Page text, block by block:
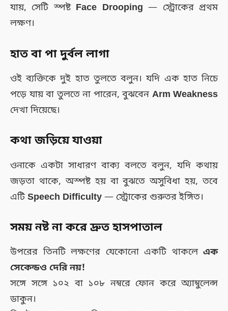
যায়, সেটি স্পষ্ট Face Drooping — স্ট্রোকের প্রথম
লক্ষণ।
হাত বা পা দুর্বল লাগা
ওই ব্যক্তিকে দুই হাত তুলতে বলুন। যদি এক হাত নিচে
পড়ে যায় বা তুলতে না পারেন, বুঝবেন Arm Weakness
দেখা দিয়েছে।
কথা জড়িয়ে যাওয়া
ওনাকে একটা সাধারণ বাক্য বলতে বলুন, যদি কথায়
জড়তা থাকে, অস্পষ্ট হয় বা বুঝতে অসুবিধা হয়, তবে
এটিSpeech Difficulty — স্ট্রোকের গুরুতর ইঙ্গিত।
সময় নষ্ট না করে দ্রুত হাসপাতাল
উপরের তিনটি লক্ষণের যেকোনো একটি থাকলে এক
সেকেন্ডও দেরি নয়!
সঙ্গে সঙ্গে ১০২ বা ১০৮ নম্বরে ফোন করে অ্যাম্বুলেন্স
ডাকুন।